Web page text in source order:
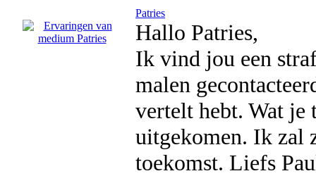
Patries
Hallo Patries,
Ik vind jou een
malen
vertelt hebt. Wat je
uitgekomen. Ik zal
toekomst. Liefs